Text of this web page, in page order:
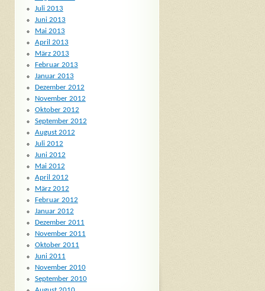
Juli 2013
Juni 2013
Mai 2013
April 2013
März 2013
Februar 2013
Januar 2013
Dezember 2012
November 2012
Oktober 2012
September 2012
August 2012
Juli 2012
Juni 2012
Mai 2012
April 2012
März 2012
Februar 2012
Januar 2012
Dezember 2011
November 2011
Oktober 2011
Juni 2011
November 2010
September 2010